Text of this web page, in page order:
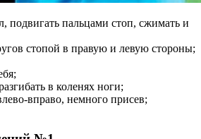
подвигать пальцами стоп, сжимать и
стопой в правую и левую стороны;
в коленях ноги;
вправо, немного присев;